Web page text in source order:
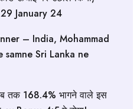
January 24
– India, Mohammad
Sri Lanka ne
तक 168.4% भागने वाले इस